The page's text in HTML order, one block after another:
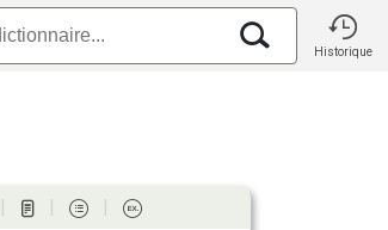
Historique